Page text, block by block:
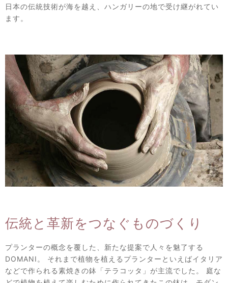
日本の伝統技術が海を越え、ハンガリーの地で受け継がれてい
ます。
伝統と革新をつなぐものづくり
プランターの概念を覆した、新たな提案で人々を魅了する
DOMANI。 それまで植物を植えるプランターといえばイタリア
などで作られる素焼きの鉢「テラコッタ」が主流でした。 庭な